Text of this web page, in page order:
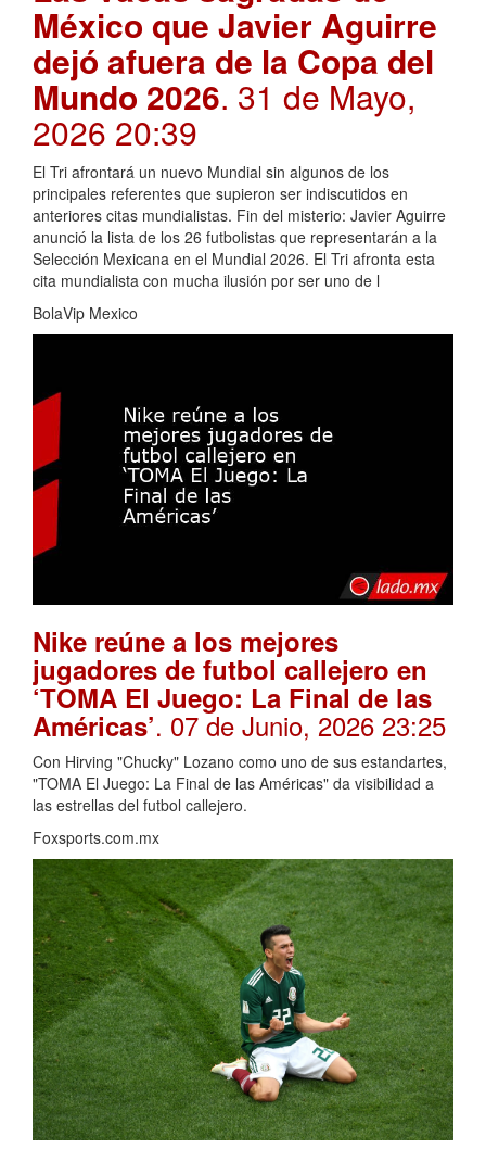
México que Javier Aguirre
dejó afuera de la Copa del
Mundo 2026. 31 de Mayo,
2026 20:39
El Tri afrontará un nuevo Mundial sin algunos de los
principales referentes que supieron ser indiscutidos en
anteriores citas mundialistas. Fin del misterio: Javier Aguirre
anunció la lista de los 26 futbolistas que representarán a la
Selección Mexicana en el Mundial 2026. El Tri afronta esta
cita mundialista con mucha ilusión por ser uno de l
BolaVip Mexico
Nike reúne a los mejores
jugadores de futbol callejero en
‘TOMA El Juego: La Final de las
Américas’. 07 de Junio, 2026 23:25
Con Hirving "Chucky" Lozano como uno de sus estandartes,
"TOMA El Juego: La Final de las Américas" da visibilidad a
las estrellas del futbol callejero.
Foxsports.com.mx